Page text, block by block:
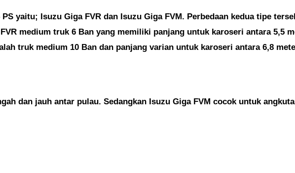
yaitu; Isuzu Giga FVR dan Isuzu Giga FVM. Perbedaan kedua tipe
medium truk 6 Ban yang memiliki panjang untuk karoseri antara 5,5
truk medium 10 Ban dan panjang varian untuk karoseri antara 6,8
dan jauh antar pulau. Sedangkan Isuzu Giga FVM cocok untuk